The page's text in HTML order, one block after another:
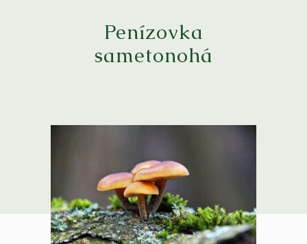
Penízovka
sametonohá